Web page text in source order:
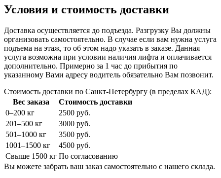
Условия и стоимость доставки
Доставка осуществляется до подъезда. Разгрузку Вы должны
организовать самостоятельно. В случае если вам нужна услуга
подъема на этаж, то об этом надо указать в заказе. Данная
услуга возможна при условии наличия лифта и оплачивается
дополнительно. Примерно за 1 час до прибытия по
указанному Вами адресу водитель обязательно Вам позвонит.
Стоимость доставки по Санкт-Петербургу (в пределах КАД):
Вес заказа
Стоимость доставки
0–200 кг
2500 руб.
201–500 кг
3000 руб.
501–1000 кг
3500 руб.
1001–1500 кг
4500 руб.
Свыше 1500 кг По согласованию
Вы можете забрать ваш заказ самостоятельно с нашего склада.